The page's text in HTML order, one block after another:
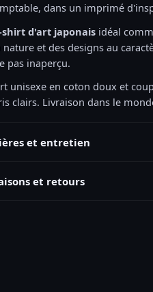
dans un imprimé
d'art japonais idéal
nature et des designs au
pas inaperçu.
unisexe en coton doux et
clairs. Livraison dans le
et entretien
et retours